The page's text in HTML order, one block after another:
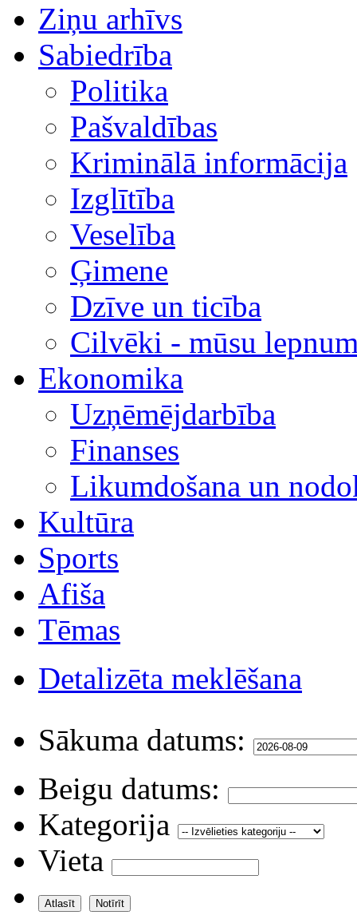
Ziņu arhīvs
Sabiedrība
Politika
Pašvaldības
Kriminālā informācija
Izglītība
Veselība
Ģimene
Dzīve un ticība
Cilvēki - mūsu
Ekonomika
Uzņēmējdarbība
Finanses
Likumdošana un
Kultūra
Sports
Afiša
Tēmas
Detalizēta meklēšana
Sākuma datums:
Beigu datums:
Kategorija
Vieta